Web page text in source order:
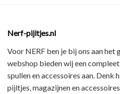
Nerf-pijltjes.nl
Voor NERF ben je bij ons aan het
webshop bieden wij een
spullen en accessoires aan. Denk
pijltjes, magazijnen en accessoires